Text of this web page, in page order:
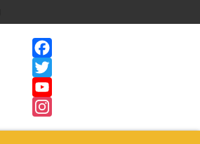
Instagram